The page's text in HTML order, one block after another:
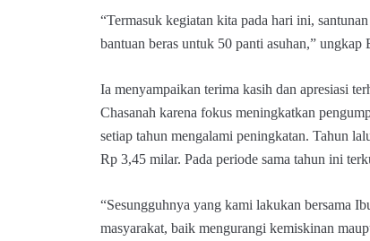
“Termasuk kegiatan kita pada hari ini,
bantuan beras untuk 50 panti asuhan,” ungkap
Ia menyampaikan terima kasih dan apresiasi
Chasanah karena fokus meningkatkan
setiap tahun mengalami peningkatan. Tahun
Rp 3,45 milar. Pada periode sama tahun ini
“Sesungguhnya yang kami lakukan bersama
masyarakat, baik mengurangi kemiskinan